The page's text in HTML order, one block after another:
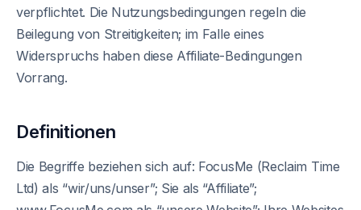
verpflichtet. Die Nutzungsbedingungen regeln die
Beilegung von Streitigkeiten; im Falle eines
Widerspruchs haben diese Affiliate-Bedingungen
Vorrang.
Definitionen
Die Begriffe beziehen sich auf: FocusMe (Reclaim Time
Ltd) als “wir/uns/unser”; Sie als “Affiliate”;